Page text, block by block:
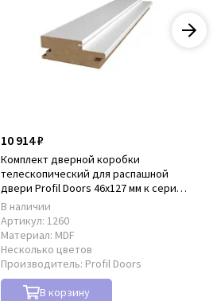
10 914 ₽
Комплект дверной коробки
телескопический для распашной
двери Profil Doors 46x127 мм к серии
PD
В наличии
Артикул: 1260
Материал: MDF
Несколько цветов
Производитель: Profil Doors
В корзину